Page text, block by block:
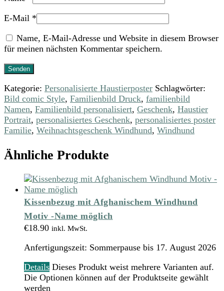
E-Mail *
Name, E-Mail-Adresse und Website in diesem Browser
für meinen nächsten Kommentar speichern.
Kategorie: Personalisierte Haustierposter Schlagwörter:
Bild comic Style, Familienbild Druck, familienbild
Namen, Familienbild personalisiert, Geschenk, Haustier
Portrait, personalisiertes Geschenk, personalisiertes poster
Familie, Weihnachtsgeschenk Windhund, Windhund
Ähnliche Produkte
Kissenbezug mit Afghanischem Windhund
Motiv -Name möglich
€18.90 inkl. MwSt.
Anfertigungszeit: Sommerpause bis 17. August 2026
Details Dieses Produkt weist mehrere Varianten auf.
Die Optionen können auf der Produktseite gewählt
werden